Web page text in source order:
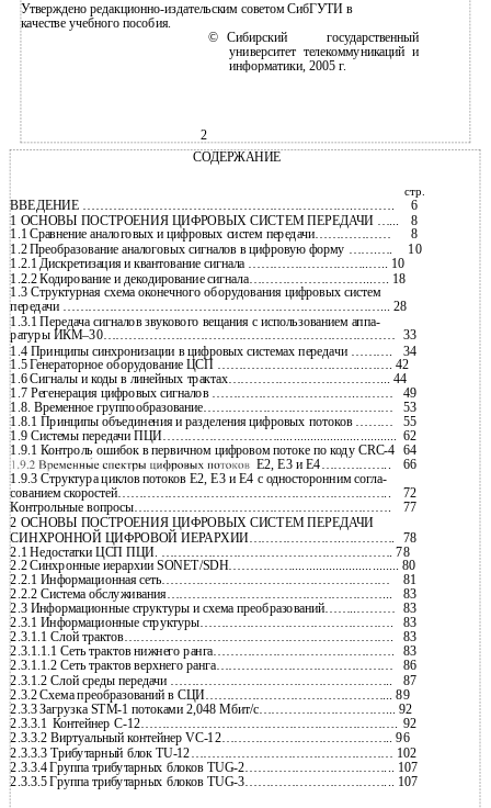
Утверждено редакционно-издательским советом СибГУТИ в
качестве учебного пособия.
© Сибирский государственный
университет телекоммуникаций и
информатики, 2005 г.
2
СОДЕРЖАНИЕ
стр.
ВВЕДЕНИЕ ……………………………………………………….………. 6
1 ОСНОВЫ ПОСТРОЕНИЯ ЦИФРОВЫХ СИСТЕМ ПЕРЕДАЧИ …...
8
1.1Сравнение аналоговых и цифровых систем передачи……………… 8
1.2Преобразование аналоговых сигналов в цифровую форму …….…. 10
1.2.1Дискретизация и квантование сигнала ………………………..….. 10
1.2.2Кодирование и декодирование сигнала………………………...…. 18
1.3 Структурная схема оконечного оборудования цифровых систем
передачи …………………………………………………………………... 28
1.3.1 Передача сигналов звукового вещания с использованием аппа-
ратуры ИКМ–30…………………………………………………………… 33
1.4 Принципы синхронизации в цифровых системах передачи ………. 34
1.5Генераторное оборудование ЦСП ……………………………..……. 42
1.6Сигналы и коды в линейных трактах………………………………... 44
1.7 Регенерация цифровых сигналов …………………………….……… 49
1.8. Временное группообразование……………………………………… 53
1.8.1 Принципы объединения и разделения цифровых потоков ………
55
1.9 Системы передачи ПЦИ……………………….................................... 62
1.9.1 Контроль ошибок в первичном цифровом потоке по коду CRC-4 64
Е2, Е3 и Е4…………….. 66
1.9.3 Структура циклов потоков Е2, Е3 и Е4 с односторонним согла-
сованием скоростей………………………………………………………..
72
Контрольные вопросы…………………………………………………….
77
2 ОСНОВЫ ПОСТРОЕНИЯ ЦИФРОВЫХ СИСТЕМ ПЕРЕДАЧИ
СИНХРОННОЙ ЦИФРОВОЙ ИЕРАРХИИ………………….…………. 78
2.1 Недостатки ЦСП ПЦИ. ………………………………………………. 78
2.2Синхронные иерархии SONET/SDH……………................................ 80
2.2.1 Информационная сеть……………………………………………… 81
2.2.2 Система обслуживания……………………………………………...
83
2.3 Информационные структуры и схема преобразований……..………
83
2.3.1 Информационные структуры………………………………………. 83
2.3.1.1 Слой трактов………………………………………………………. 83
2.3.1.1.1 Сеть трактов нижнего ранга……………………………………. 83
2.3.1.1.2 Сеть трактов верхнего ранга……………………………………
86
2.3.1.2 Слой среды передачи ……………………………………………..
87
2.3.2Схема преобразований в СЦИ……………………………………... 89
2.3.3Загрузка STM-1 потоками 2,048 Мбит/с…………………………... 92
2.3.3.1 Контейнер C-12……………………………………………………. 92
2.3.3.2 Виртуальный контейнер VC-12………………………………….. 96
2.3.3.3 Трибутарный блок TU-12………………………………………… 102
2.3.3.4Группа трибутарных блоков TUG-2……………………………... 107
2.3.3.5Группа трибутарных блоков TUG-3……………………………... 107